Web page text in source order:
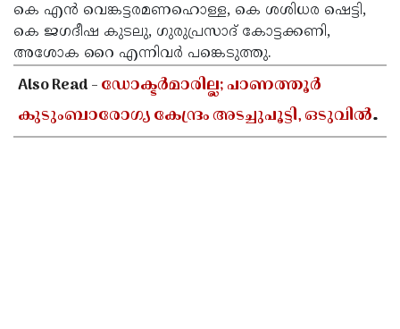
കെ എന്‍ വെങ്കട്ടരമണഹൊള്ള, കെ ശശിധര ഷെട്ടി,
കെ ജഗദീഷ കുടലു, ഗുരുപ്രസാദ് കോട്ടക്കണി,
അശോക റൈ എന്നിവര്‍ പങ്കെടുത്തു.
Also Read -ഡോക്ടർമാരില്ല; പാണത്തൂർ
കുടുംബാരോഗ്യ കേന്ദ്രം അടച്ചുപൂട്ടി, ഒടുവിൽ